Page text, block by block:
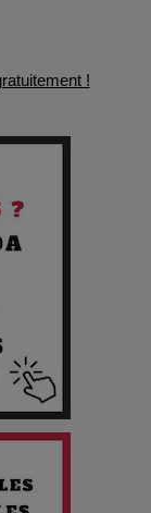
Roule toute la
les
l'Artiste du
dans un